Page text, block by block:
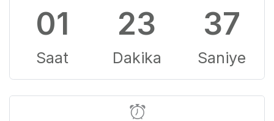
01
Saat
23
Dakika
36
Saniye